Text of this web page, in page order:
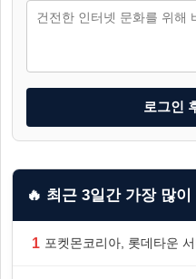
로그인
🔥 최근 3일간 가장 많
1